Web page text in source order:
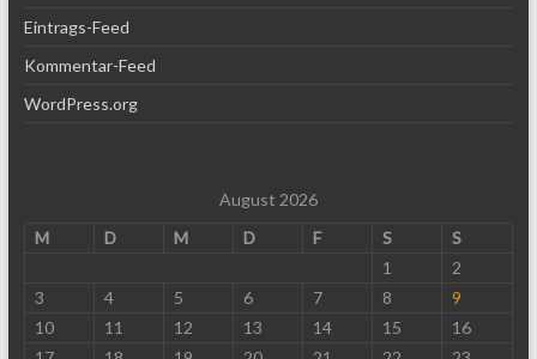
Eintrags-Feed
Kommentar-Feed
WordPress.org
August 2026
M
D M D F S
S
1
2
3
4 5 6 7 8
9
10
11 12 13 14 15
16